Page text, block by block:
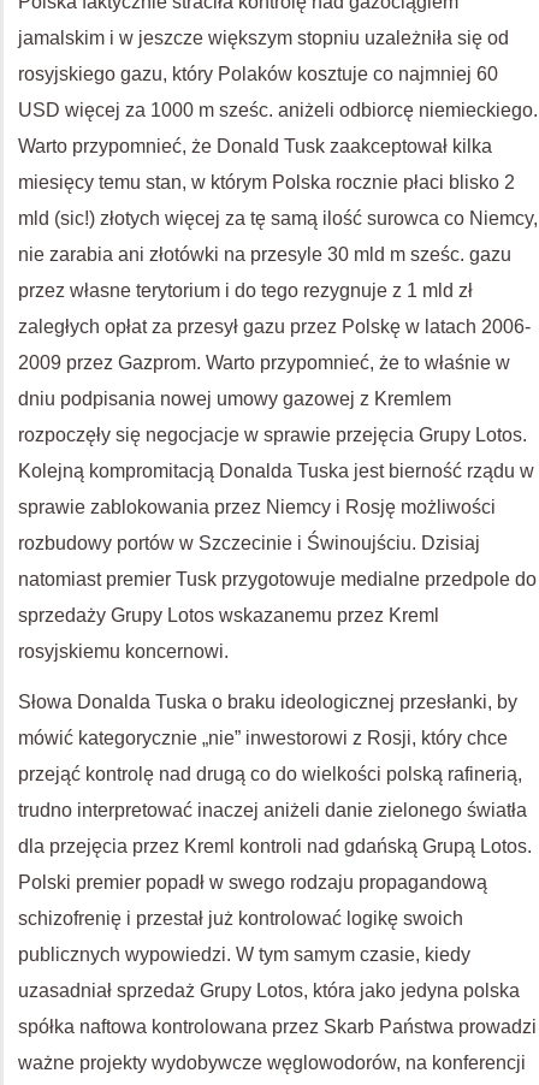
jamalskim i w jeszcze większym stopniu uzależniła się od
rosyjskiego gazu, który Polaków kosztuje co najmniej 60
USD więcej za 1000 m sześc. aniżeli odbiorcę niemieckiego.
Warto przypomnieć, że Donald Tusk zaakceptował kilka
miesięcy temu stan, w którym Polska rocznie płaci blisko 2
mld (sic!) złotych więcej za tę samą ilość surowca co Niemcy,
nie zarabia ani złotówki na przesyle 30 mld m sześc. gazu
przez własne terytorium i do tego rezygnuje z 1 mld zł
zaległych opłat za przesył gazu przez Polskę w latach 2006-
2009 przez Gazprom. Warto przypomnieć, że to właśnie w
dniu podpisania nowej umowy gazowej z Kremlem
rozpoczęły się negocjacje w sprawie przejęcia Grupy Lotos.
Kolejną kompromitacją Donalda Tuska jest bierność rządu w
sprawie zablokowania przez Niemcy i Rosję możliwości
rozbudowy portów w Szczecinie i Świnoujściu. Dzisiaj
natomiast premier Tusk przygotowuje medialne przedpole do
sprzedaży Grupy Lotos wskazanemu przez Kreml
rosyjskiemu koncernowi.
Słowa Donalda Tuska o braku ideologicznej przesłanki, by
mówić kategorycznie „nie” inwestorowi z Rosji, który chce
przejąć kontrolę nad drugą co do wielkości polską rafinerią,
trudno interpretować inaczej aniżeli danie zielonego światła
dla przejęcia przez Kreml kontroli nad gdańską Grupą Lotos.
Polski premier popadł w swego rodzaju propagandową
schizofrenię i przestał już kontrolować logikę swoich
publicznych wypowiedzi. W tym samym czasie, kiedy
uzasadniał sprzedaż Grupy Lotos, która jako jedyna polska
spółka naftowa kontrolowana przez Skarb Państwa prowadzi
ważne projekty wydobywcze węglowodorów, na konferencji